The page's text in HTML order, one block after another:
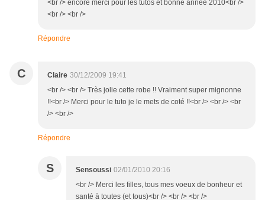
<br /> encore merci pour les tutos et bonne année 2010<br />
<br /> <br />
Répondre
C Claire 30/12/2009 19:41
<br /> <br /> Très jolie cette robe !! Vraiment super mignonne
!!<br /> Merci pour le tuto je le mets de coté !!<br /> <br /> <br
/> <br />
Répondre
S Sensoussi 02/01/2010 20:16
<br /> Merci les filles, tous mes voeux de bonheur et
santé à toutes (et tous)<br /> <br /> <br />